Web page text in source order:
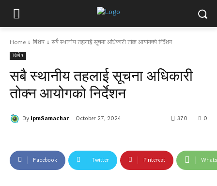
Home बिशेष सबै स्थानीय तहलाई सूचना अधिकारी तोक्न आयोगको निर्देशन
बिशेष
सबै स्थानीय तहलाई सूचना अधिकारी
तोक्न आयोगको निर्देशन
By ipmSamachar October 27, 2024 0
370
Facebook Twitter Pinterest